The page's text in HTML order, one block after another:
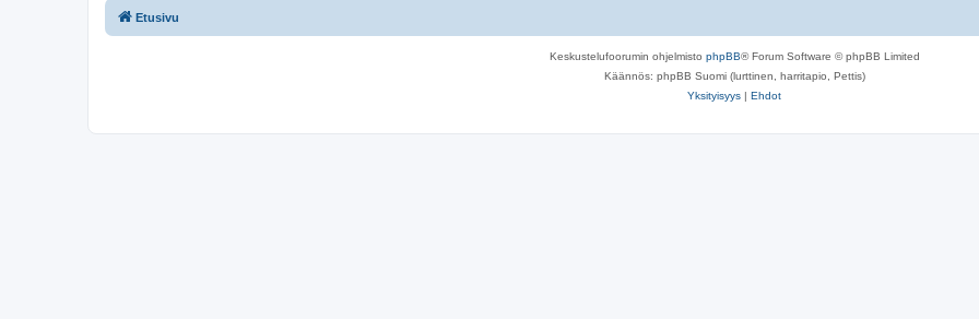
Etusivu
Keskustelufoorumin ohjelmisto phpBB® Forum Software © phpBB Limited
Käännös: phpBB Suomi (lurttinen, harritapio, Pettis)
Yksityisyys | Ehdot